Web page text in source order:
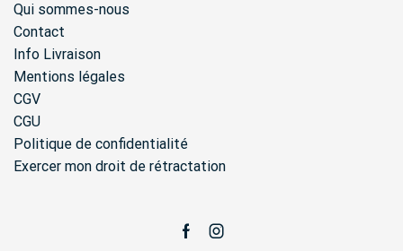
Qui sommes-nous
Contact
Info Livraison
Mentions légales
CGV
CGU
Politique de confidentialité
Exercer mon droit de rétractation
FacebookInstagram